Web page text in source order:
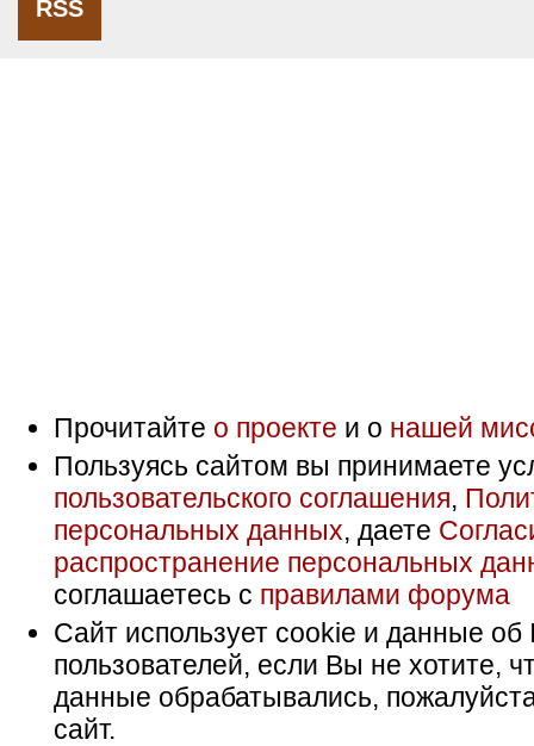
RSS
Прочитайте о проекте и о нашей
Пользуясь сайтом вы принимаете
пользовательского соглашения,
персональных данных, даете
распространение персональных
соглашаетесь с правилами форума
Сайт использует cookie и данные об
пользователей, если Вы не хотите,
данные обрабатывались,
сайт.